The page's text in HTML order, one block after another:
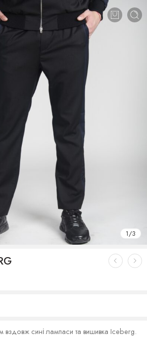
1/3
вздовж сині лампаси та вишивка Iceberg.